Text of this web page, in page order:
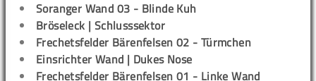
Soranger Wand 03 - Blinde Kuh
Bröseleck | Schlusssektor
Frechetsfelder Bärenfelsen 02 - Türmchen
Einsrichter Wand | Dukes Nose
Frechetsfelder Bärenfelsen 01 - Linke Wand